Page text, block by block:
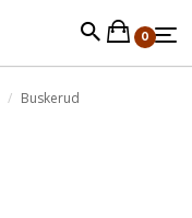
0
Buskerud